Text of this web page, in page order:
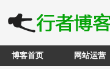
博客首页 网站运营